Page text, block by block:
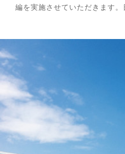
編を実施させていただきます